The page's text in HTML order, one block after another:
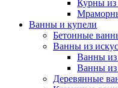
Курны из
Ванны и купели
Бетонные
Ванны из
Ванны из
Ванны из
Деревянные